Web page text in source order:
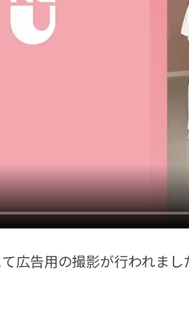
広告用の撮影が行われまし